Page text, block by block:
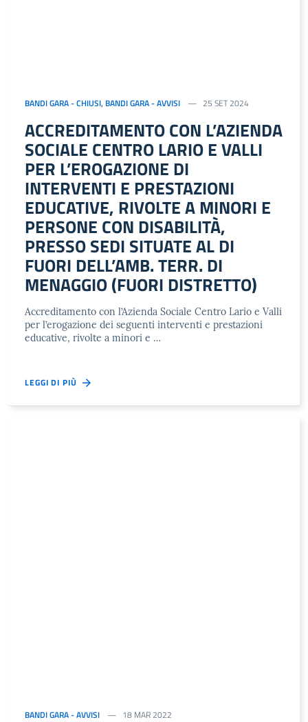
BANDI GARA - CHIUSI, BANDI GARA - AVVISI 25 SET 2024
ACCREDITAMENTO CON L’AZIENDA
SOCIALE CENTRO LARIO E VALLI
PER L’EROGAZIONE DI
INTERVENTI E PRESTAZIONI
EDUCATIVE, RIVOLTE A MINORI E
PERSONE CON DISABILITÀ,
PRESSO SEDI SITUATE AL DI
FUORI DELL’AMB. TERR. DI
MENAGGIO (FUORI DISTRETTO)
Accreditamento con l’Azienda Sociale Centro Lario e Valli
per l’erogazione dei seguenti interventi e prestazioni
educative, rivolte a minori e …
LEGGI DI PIÙ
BANDI GARA - AVVISI 18 MAR 2022